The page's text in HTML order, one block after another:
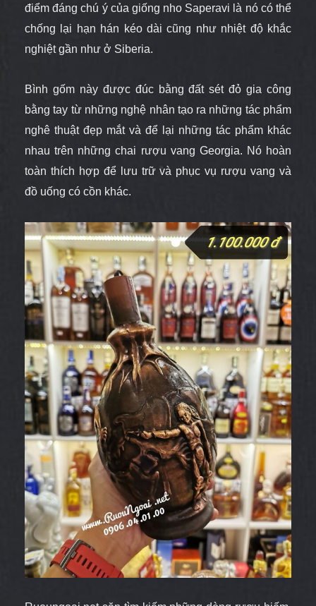
điểm đáng chú ý của giống nho Saperavi là nó có thể
chống lại hạn hán kéo dài cũng như nhiệt độ khắc
nghiệt gần như ở Siberia.
Bình gốm này được đúc bằng đất sét đỏ gia công
bằng tay từ những nghệ nhân tạo ra những tác phẩm
nghê thuật đẹp mắt và để lại những tác phẩm khác
nhau trên những chai rượu vang Georgia. Nó hoàn
toàn thích hợp để lưu trữ và phục vụ rượu vang và
đồ uống có cồn khác.